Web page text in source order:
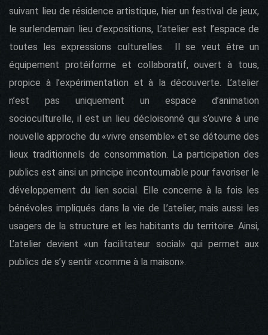
suivant lieu de résidence artistique, hier un festival de jeux,
le surlendemain lieu d’expositions, L’atelier est l’espace de
toutes les expressions culturelles. Il se veut être un
équipement protéiforme et collaboratif, ouvert à tous,
propice à l’expérimentation et à la découverte. L’atelier
n’est pas uniquement un espace d’animation
socioculturelle, il est un lieu décloisonné qui s’ouvre à une
nouvelle approche du «vivre ensemble» et se détourne des
lieux traditionnels de consommation. La participation des
publics est ainsi un principe incontournable pour favoriser le
développement du lien social. Elle concerne à la fois les
bénévoles impliqués dans la vie de L’atelier, mais aussi les
usagers de la structure et les habitants du territoire. Ainsi,
L’atelier devient «un facilitateur social» qui permet aux
publics de s’y sentir «comme à la maison».